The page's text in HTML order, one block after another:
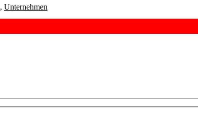
, Unternehmen